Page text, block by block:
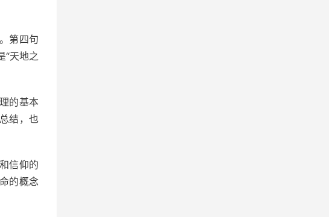
第四句
“天地之
的基本
结，也
信仰的
的概念